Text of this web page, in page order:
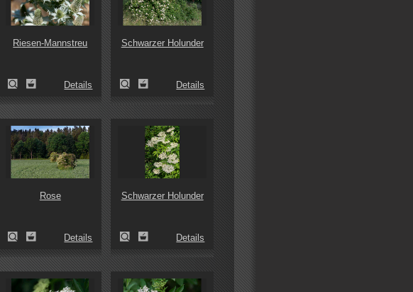
Riesen-Mannstreu
Details
Schwarzer Holunder
Details
Rose
Details
Schwarzer Holunder
Details